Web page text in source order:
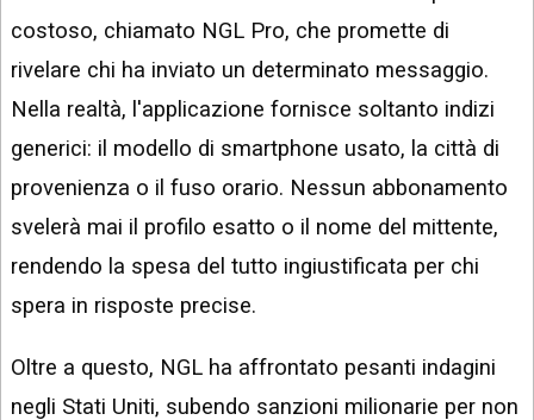
costoso, chiamato NGL Pro, che promette di
rivelare chi ha inviato un determinato messaggio.
Nella realtà, l'applicazione fornisce soltanto indizi
generici: il modello di smartphone usato, la città di
provenienza o il fuso orario. Nessun abbonamento
svelerà mai il profilo esatto o il nome del mittente,
rendendo la spesa del tutto ingiustificata per chi
spera in risposte precise.
Oltre a questo, NGL ha affrontato pesanti indagini
negli Stati Uniti, subendo sanzioni milionarie per non